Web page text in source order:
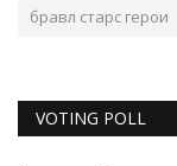
бравл старс герои
VOTING POLL